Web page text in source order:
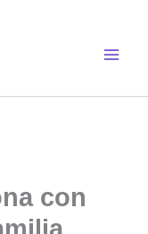
con